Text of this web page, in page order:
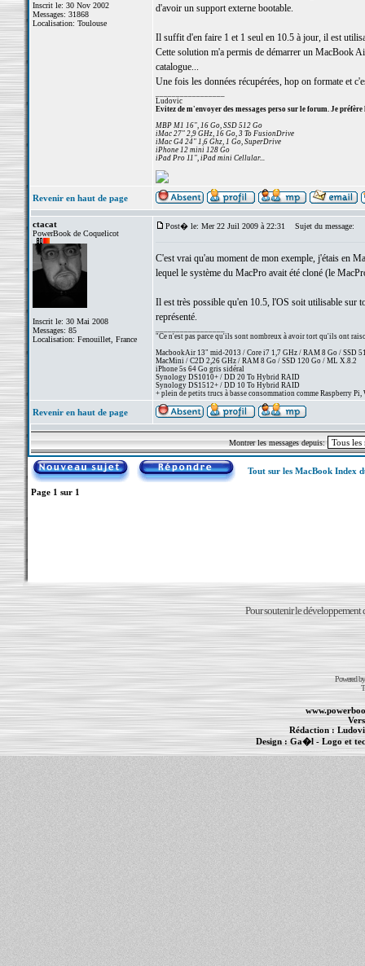
Inscrit le: 30 Nov 2002
Messages: 31868
Localisation: Toulouse
d'avoir un support externe bootable.
Il suffit d'en faire 1 et 1 seul en 10.5 à jour, il est
Cette solution m'a permis de démarrer un MacBook
catalogue...
Une fois les données récupérées, hop on formate et
Ludovic
Evitez de m'envoyer des messages perso sur le forum. Je préfère
MBP M1 16", 16 Go, SSD 512 Go
iMac 27" 2,9 GHz, 16 Go, 3 To FusionDrive
iMac G4 24" 1,6 Ghz, 1 Go, SuperDrive
iPhone 12 mini 128 Go
iPad Pro 11", iPad mini Cellular...
Revenir en haut de page
ctacat
PowerBook de Coquelicot
Inscrit le: 30 Mai 2008
Messages: 85
Localisation: Fenouillet, France
Post� le: Mer 22 Juil 2009 à 22:31 Sujet du message:
C'est vrai qu'au moment de mon exemple, j'étais en
lequel le système du MacPro avait été cloné (le
Il est très possible qu'en 10.5, l'OS soit utilisable sur
représenté.
"Ce n'est pas parce qu'ils sont nombreux à avoir tort qu'ils ont
MacbookAir 13" mid-2013 / Core i7 1,7 GHz / RAM 8 Go / SSD
MacMini / C2D 2,26 GHz / RAM 8 Go / SSD 120 Go / ML X.8.2
iPhone 5s 64 Go gris sidéral
Synology DS1010+ / DD 20 To Hybrid RAID
Synology DS1512+ / DD 10 To Hybrid RAID
+ plein de petits trucs à basse consommation comme Raspberry Pi,
Revenir en haut de page
Montrer les messages depuis:
Tout sur les MacBook Index
Page 1 sur 1
Pour soutenir le développement
Powered
Rédaction :
Design : Ga�l - Logo et
MacBook Pro-